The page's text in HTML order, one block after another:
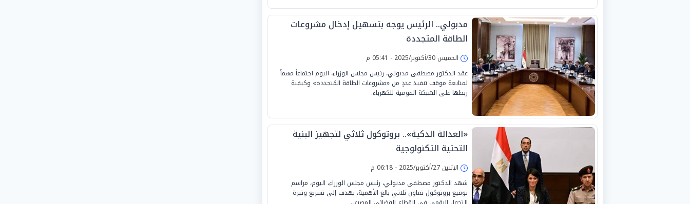
مدبولي.. الرئيس يوجه بتسهيل إدخال مشروعات
الطاقة المتجددة
الخميس 30/أكتوبر/2025 - 05:41 م
عقد الدكتور مصطفى مدبولي، رئيس مجلس الوزراء، اليوم اجتماعاً مهماً
لمتابعة موقف تنفيذ عددٍ من «مشروعات الطاقة المُتجددة» وكيفية
ربطها على الشبكة القومية للكهرباء.
«العدالة الذكية».. بروتوكول ثلاثي لتجهيز البنية
التحتية التكنولوجية
الإثنين 27/أكتوبر/2025 - 06:18 م
شهد الدكتور مصطفى مدبولي، رئيس مجلس الوزراء، اليوم، مراسم
توقيع بروتوكول تعاون ثلاثي بالغ الأهمية، يهدف إلى تسريع وتيرة